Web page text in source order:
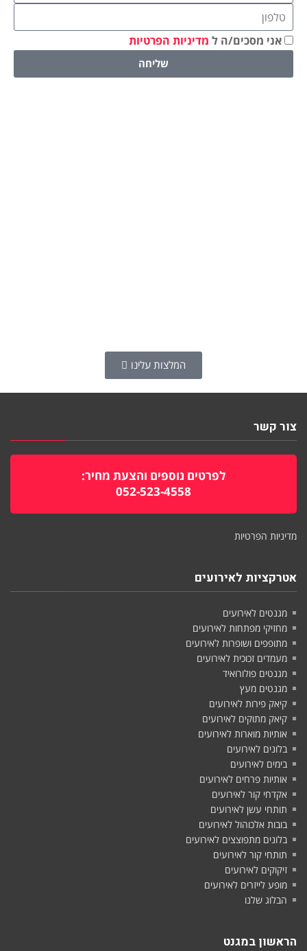
אני מסכים/ה ל מדיניות הפרטיות
שליחה
המלצות עלינו
צור קשר
לפרטים נוספים והצעת מחיר:
052-523-4558
מדיניות הפרטיות
אטרקציות לאירועים
מגנטים לאירועים
מחזיקי מפתחות לאירועים
מתופפים ושופרות לאירועים
מעמדים זכוכית לאירועים
מגנטים פולורואיד
מגנטים מעץ
קיאק פירות לאירועים
קיאק מתוקים לאירועים
אותיות מוארות לאירועים
בלונים לאירועים
בימים לאירועים
אותיות פרחים לאירועים
אקדחי קור לאירועים
תותחי עשן לאירועים
בובות אלכוהול לאירועים
בלונים מתפוצצים לאירועים
תותחי קור לאירועים
זיקוקים לאירועים
מופע לייזרים לאירועים
הבלוג שלנו
הראשון במגנט